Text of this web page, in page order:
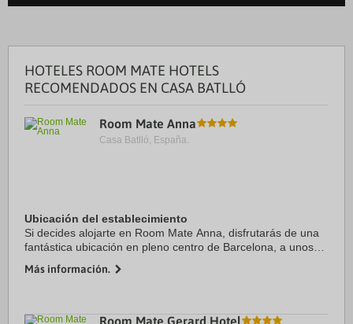
HOTELES ROOM MATE HOTELS
RECOMENDADOS EN CASA BATLLÓ
Room Mate Anna
Casa Batlló, España.
Ubicación del establecimiento
Si decides alojarte en Room Mate Anna, disfrutarás de una
fantástica ubicación en pleno centro de Barcelona, a unos
se encuentra a 0,8 km de Plaza ...
Más información.
Room Mate Gerard Hotel